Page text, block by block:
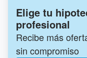
Elige tu
profesional
Recibe más
sin compromiso